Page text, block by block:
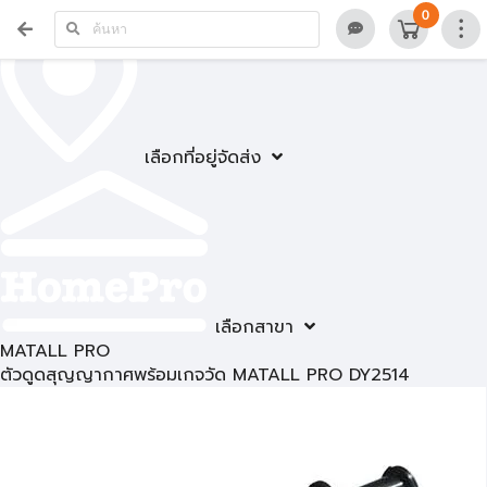
เลือกที่อยู่จัดส่ง
เลือกสาขา
0
MATALL PRO
ตัวดูดสุญญากาศพร้อมเกจวัด MATALL PRO DY2514